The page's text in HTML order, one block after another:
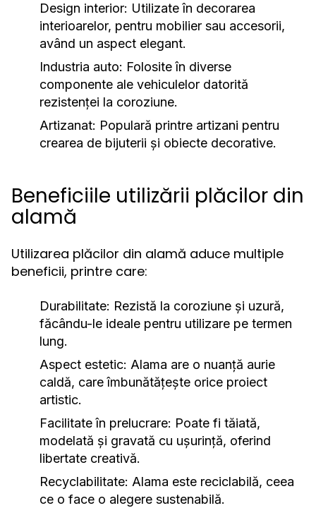
Design interior: Utilizate în decorarea
interioarelor, pentru mobilier sau accesorii,
având un aspect elegant.
Industria auto: Folosite în diverse
componente ale vehiculelor datorită
rezistenței la coroziune.
Artizanat: Populară printre artizani pentru
crearea de bijuterii și obiecte decorative.
Beneficiile utilizării plăcilor din
alamă
Utilizarea plăcilor din alamă aduce multiple
beneficii, printre care:
Durabilitate: Rezistă la coroziune și uzură,
făcându-le ideale pentru utilizare pe termen
lung.
Aspect estetic: Alama are o nuanță aurie
caldă, care îmbunătățește orice proiect
artistic.
Facilitate în prelucrare: Poate fi tăiată,
modelată și gravată cu ușurință, oferind
libertate creativă.
Recyclabilitate: Alama este reciclabilă, ceea
ce o face o alegere sustenabilă.